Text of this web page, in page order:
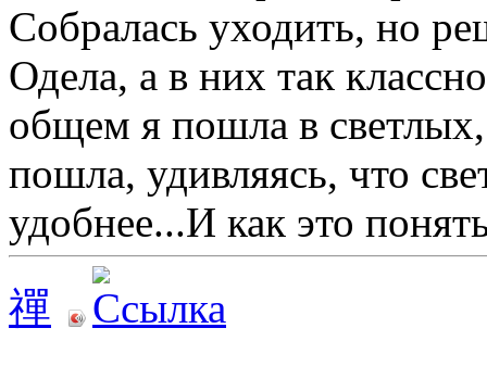
Собралась уходить, но
Одела, а в них так
общем я пошла в
пошла, удивляясь, что
удобнее...И как это
禪